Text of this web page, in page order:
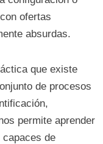
ofertas
absurdas.
que existe
de procesos
permite aprender
de